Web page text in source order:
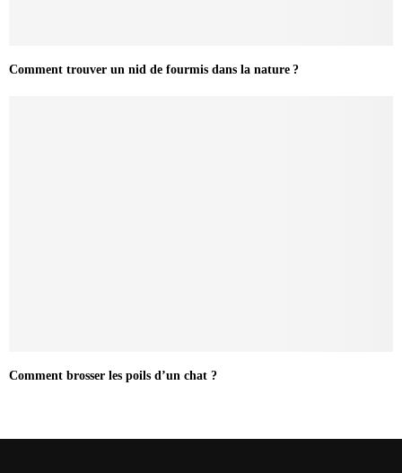
Comment trouver un nid de fourmis dans la nature ?
Comment brosser les poils d’un chat ?